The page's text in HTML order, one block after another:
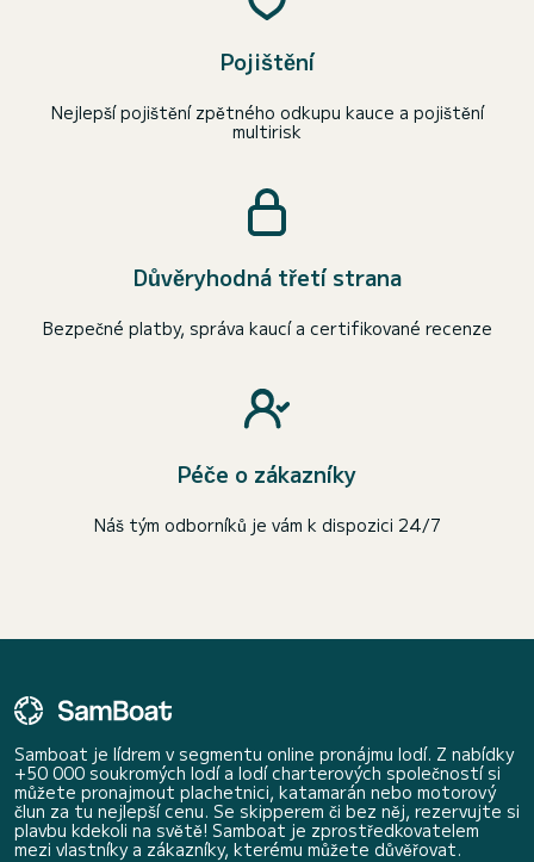
Pojištění
Nejlepší pojištění zpětného odkupu kauce a pojištění
multirisk
Důvěryhodná třetí strana
Bezpečné platby, správa kaucí a certifikované recenze
Péče o zákazníky
Náš tým odborníků je vám k dispozici 24/7
Samboat je lídrem v segmentu online pronájmu lodí. Z nabídky
+50 000 soukromých lodí a lodí charterových společností si
můžete pronajmout plachetnici, katamarán nebo motorový
člun za tu nejlepší cenu. Se skipperem či bez něj, rezervujte si
plavbu kdekoli na světě! Samboat je zprostředkovatelem
mezi vlastníky a zákazníky, kterému můžete důvěřovat.